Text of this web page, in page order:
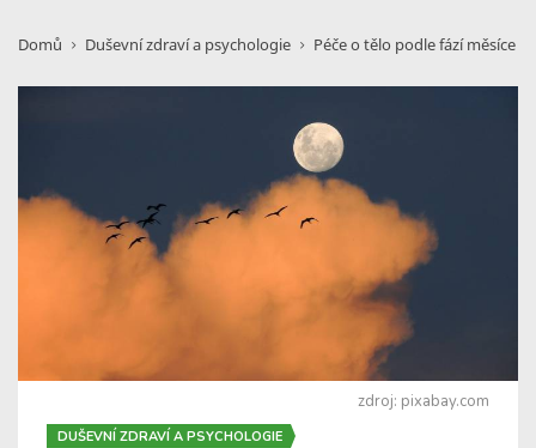
Domů Duševní zdraví a psychologie Péče o tělo podle fází měsíce
zdroj: pixabay.com
DUŠEVNÍ ZDRAVÍ A PSYCHOLOGIE